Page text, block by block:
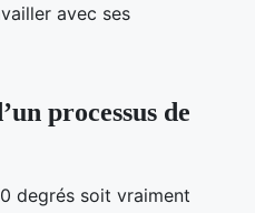
avec ses
processus de
degrés soit vraiment